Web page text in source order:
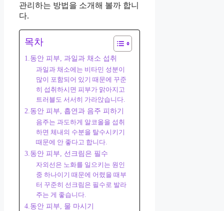
관리하는 방법을 소개해 볼까 합니
다.
목차
1.동안 피부, 과일과 채소 섭취
과일과 채소에는 비타민 성분이
많이 포함되어 있기 때문에 꾸준
히 섭취하시면 피부가 맑아지고
트러블도 서서히 가라앉습니다.
2.동안 피부, 흡연과 음주 피하기
음주는 과도하게 알코올을 섭취
하면 체내의 수분을 탈수시키기
때문에 안 좋다고 합니다.
3.동안 피부, 선크림은 필수
자외선은 노화를 일으키는 원인
중 하나이기 때문에 어렸을 때부
터 꾸준히 선크림은 필수로 발라
주는 게 좋습니다.
4.동안 피부, 물 마시기